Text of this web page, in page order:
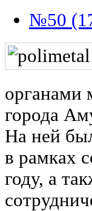
№50
органами
города
На ней
в рамках
году, а